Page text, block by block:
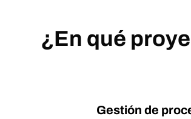
¿En qué
Gestión de